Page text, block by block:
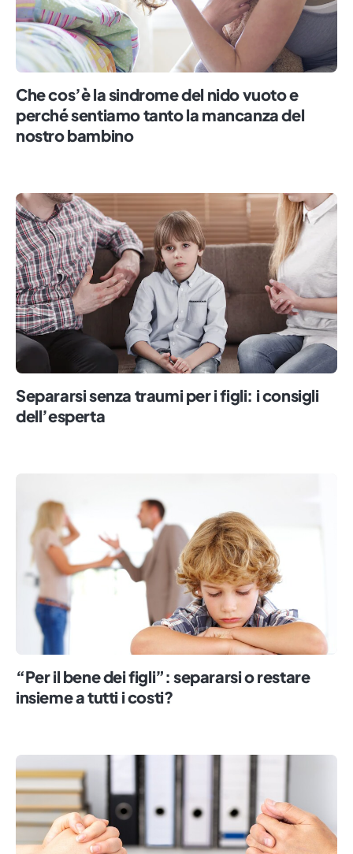
Che cos’è la sindrome del nido vuoto e
perché sentiamo tanto la mancanza del
nostro bambino
Separarsi senza traumi per i figli: i consigli
dell’esperta
“Per il bene dei figli”: separarsi o restare
insieme a tutti i costi?